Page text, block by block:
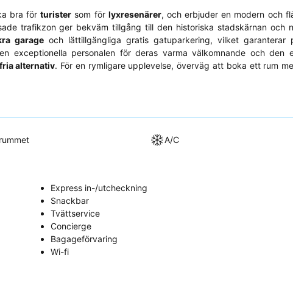
bra förturister som för lyxresenärer, och erbjuder en modern och
trafikzon ger bekväm tillgång till den historiska stadskärnan och
garage och lättillgängliga gratis gatuparkering, vilket garanterar
exceptionella personalen för deras varma välkomnande och den
alternativ. För en rymligare upplevelse, överväg att boka ett rum
A/C
Express in-/utcheckning
Snackbar
Tvättservice
Concierge
Bagageförvaring
Wi-fi